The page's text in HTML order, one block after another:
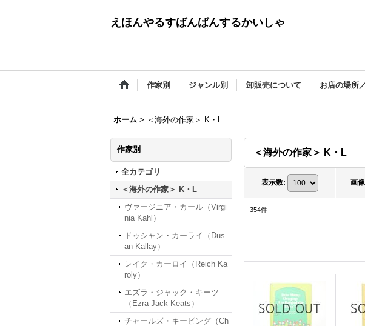
えほんやるすばんばんするかいしゃ
作家別 ジャンル別 卸販売について お店の場所
ホーム > ＜海外の作家＞ K・L
作家別
全カテゴリ
＜海外の作家＞ K・L
ヴァージニア・カール（Virgi
nia Kahl）
ドゥシャン・カーライ（Dus
an Kallay）
レイク・カーロイ（Reich Ka
roly）
エズラ・ジャック・キーツ
（Ezra Jack Keats）
チャールズ・キーピング（Ch
＜海外の作家＞ K・L
表示数: 画像
354件